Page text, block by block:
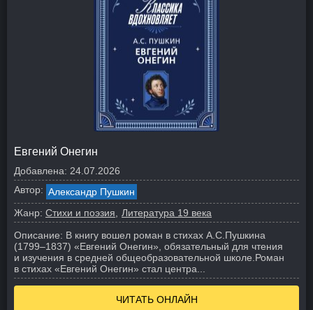
Евгений Онегин
Добавлена: 24.07.2026
Автор: Александр Пушкин
Жанр: Стихи и поэзия
Литература 19 века
Описание: В книгу вошел роман в стихах А.С.Пушкина
(1799–1837) «Евгений Онегин», обязательный для чтения
и изучения в средней общеобразовательной школе. Роман
в стихах «Евгений Онегин» стал центра...
ЧИТАТЬ ОНЛАЙН